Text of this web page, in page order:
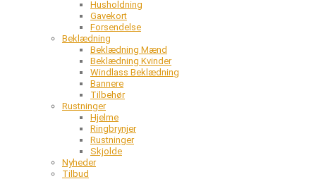
Husholdning
Gavekort
Forsendelse
Beklædning
Beklædning Mænd
Beklædning Kvinder
Windlass Beklædning
Bannere
Tilbehør
Rustninger
Hjelme
Ringbrynjer
Rustninger
Skjolde
Nyheder
Tilbud